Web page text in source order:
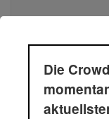
252
Mirae
Die